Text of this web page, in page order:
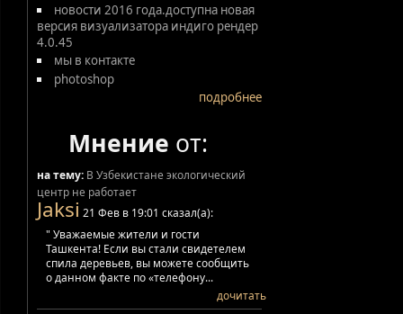
новости 2016 года.доступна новая
версия визуализатора индиго рендер
4.0.45
мы в контакте
photoshop
подробнее
Мнение от:
на тему: В Узбекистане экологический
центр не работает
Jaksi 21 Фев в 19:01 сказал(а):
" Уважаемые жители и гости
Ташкента! Если вы стали свидетелем
спила деревьев, вы можете сообщить
о данном факте по «телефону...
дочитать